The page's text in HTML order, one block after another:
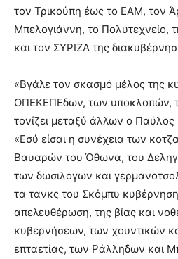
τον Τρικούπη έως το ΕΑΜ, τον
Μπελογιάννη, το Πολυτεχνείο,
και τον ΣΥΡΙΖΑ της
«Βγάλε τον σκασμό μέλος της
ΟΠΕΚΕΠΕδων, των υποκλοπών,
τονίζει μεταξύ άλλων ο Παύλος
«Εσύ είσαι η συνέχεια των
Βαυαρών του Όθωνα, του
των δωσιλογων και
τα τανκς του Σκόμπυ
απελευθέρωση, της βίας και
κυβερνήσεων, των χουντικών
επταετίας, των Ράλληδων και